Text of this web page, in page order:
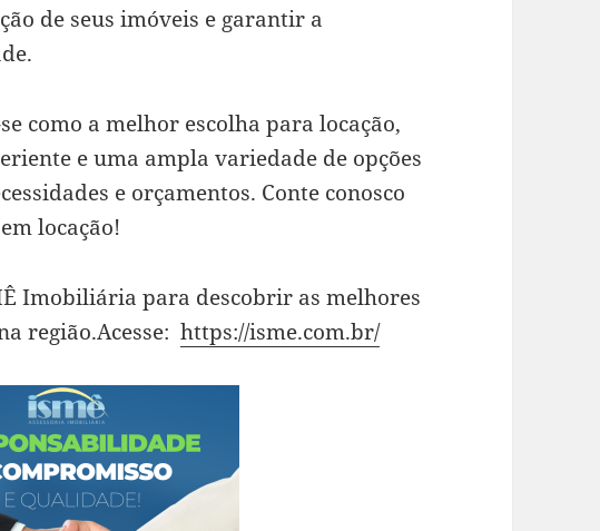
de seus imóveis e garantir a
como a melhor escolha para locação,
e uma ampla variedade de opções
e orçamentos. Conte conosco
locação!
Imobiliária para descobrir as melhores
região.Acesse:https://isme.com.br/